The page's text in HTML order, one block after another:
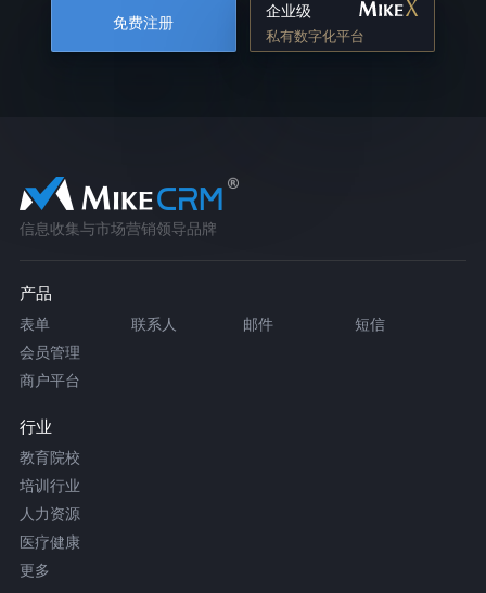
免费注册
企业级
私有数字化平台
信息收集与市场营销领导品牌
产品
表单 联系人 邮件
短信
会员管理
商户平台
行业
教育院校
培训行业
人力资源
医疗健康
更多